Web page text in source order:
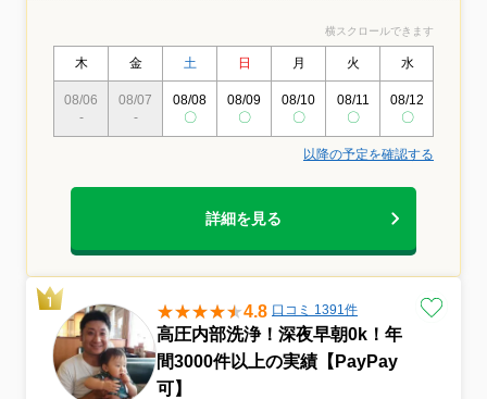
横スクロールできます
木 金 土 日 月 火 水
08/06
-
08/07
-
08/08
〇
08/09
〇
08/10
〇
08/11
〇
08/12
〇
以降の予定を確認する
詳細を見る
4.8 口コミ 1391件
高圧内部洗浄！深夜早朝0k！年
間3000件以上の実績【PayPay
可】